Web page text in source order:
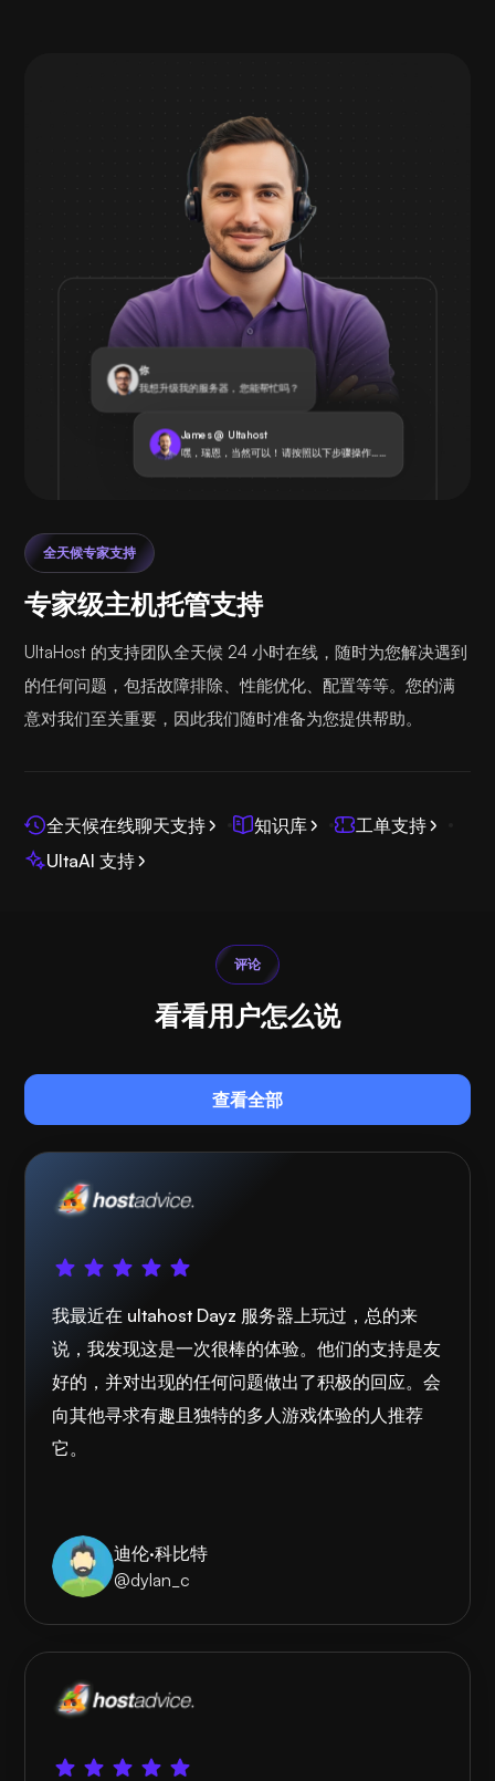
你
我想升级我的服务器，您能帮忙吗？
James @ Ultahost
嘿，瑞恩，当然可以！请按照以下步骤操作……
全天候专家支持
专家级主机托管支持
UltaHost 的支持团队全天候 24 小时在线，随时为您解决遇到
的任何问题，包括故障排除、性能优化、配置等等。您的满
意对我们至关重要，因此我们随时准备为您提供帮助。
全天候在线聊天支持 知识库
工单支持
UltaAI 支持
评论
看看用户怎么说
查看全部
我最近在 ultahost Dayz 服务器上玩过，总的来
说，我发现这是一次很棒的体验。他们的支持是友
好的，并对出现的任何问题做出了积极的回应。会
向其他寻求有趣且独特的多人游戏体验的人推荐
它。
迪伦·科比特
@dylan_c